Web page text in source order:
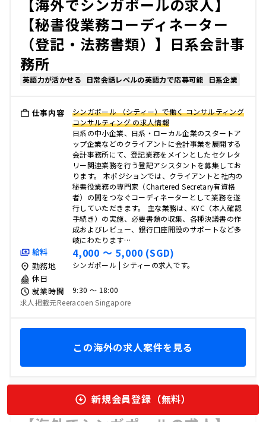
【海外でシンガポールの求人】
【秘書役業務コーディネーター
（登記・法務書類）】日系会計事
務所
英語力が活かせる 日常会話レベルの英語力で応募可能 日系企業
仕事内容
シンガポール （シティー）で働く コンサルティング
コンサルティング の求人情報
日系の中小企業、日系・ローカル企業のスタートア
ップ企業などのクライアントに会計事業を展開する
会計事務所にて、登記業務をメインとしたセクレタ
リー関連業務を行う登記アシスタントを募集してお
ります。 本ポジションでは、クライアントと社内の
秘書役業務の専門家（Chartered Secretary有資格
者）の間をつなぐコーディネーターとして業務を遂
行していただきます。 主な業務は、KYC（本人確認
手続き）の実施、必要書類の収集、各種決議書の作
成およびレビュー、銀行口座開設のサポートなど多
岐にわたります…
給料 4,000 〜 5,000 (SGD)
勤務地 シンガポール | シティーの求人です。
休日
就業時間
9:30 〜 18:00
求人掲載元Reeracoen Singapore
この海外の求人案件を見る
販売・飲食・サービス 教育
新規会員登録（無料）